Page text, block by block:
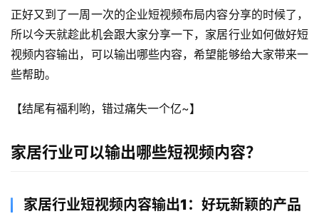
正好又到了一周一次的企业短视频布局内容分享的时候了，
所以今天就趁此机会跟大家分享一下，家居行业如何做好短
视频内容输出，可以输出哪些内容，希望能够给大家带来一
些帮助。
【结尾有福利哟，错过痛失一个亿~】
家居行业可以输出哪些短视频内容？
家居行业短视频内容输出1：好玩新颖的产品